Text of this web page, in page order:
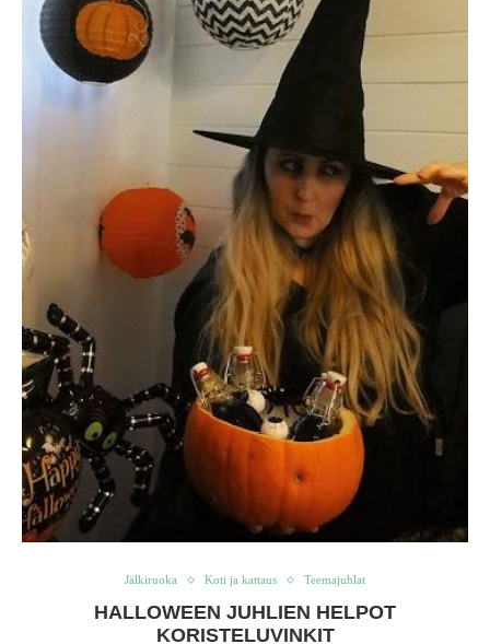
Jälkiruoka Koti ja kattaus Teemajuhlat
HALLOWEEN JUHLIEN HELPOT
KORISTELUVINKIT